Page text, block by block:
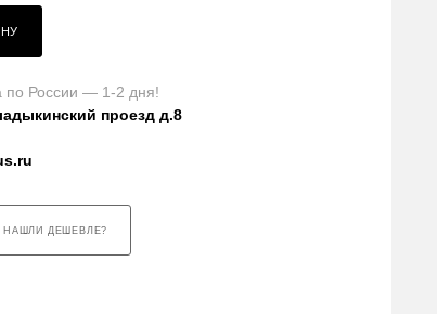
по России — 1-2 дня!
проезд д.8
НАШЛИ ДЕШЕВЛЕ?